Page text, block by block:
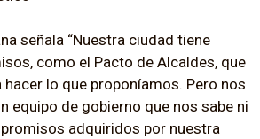
señala “Nuestra ciudad tiene
como el Pacto de Alcaldes, que
hacer lo que proponíamos. Pero nos
equipo de gobierno que nos sabe ni
adquiridos por nuestra